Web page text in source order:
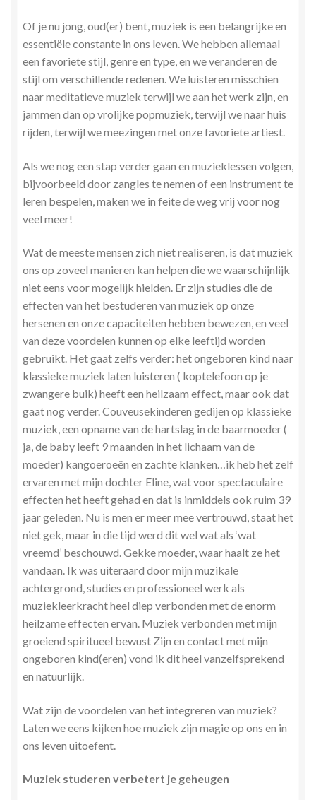
in woord en beeld
Priesteressen van Isis- Hal der Zuilen
Privacybeleid
Tarot
Transactionele Analyse
Verbinden en Transformeren met 17 Archeia en hun
Tweelingvlam
Wie ben ik
Winkel
Winkelwagen
Zielsgeoriënteerde Jobcoaching
Of je nu jong, oud(er) bent, muziek is een belangrijke en
essentiële constante in ons leven. We hebben allemaal
een favoriete stijl, genre en type, en we veranderen de
stijl om verschillende redenen. We luisteren misschien
naar meditatieve muziek terwijl we aan het werk zijn, en
jammen dan op vrolijke popmuziek, terwijl we naar huis
rijden, terwijl we meezingen met onze favoriete artiest.
Als we nog een stap verder gaan en muzieklessen volgen,
bijvoorbeeld door zangles te nemen of een instrument te
leren bespelen, maken we in feite de weg vrij voor nog
veel meer!
Wat de meeste mensen zich niet realiseren, is dat muziek
ons op zoveel manieren kan helpen die we waarschijnlijk
niet eens voor mogelijk hielden. Er zijn studies die de
effecten van het bestuderen van muziek op onze
hersenen en onze capaciteiten hebben bewezen, en veel
van deze voordelen kunnen op elke leeftijd worden
gebruikt. Het gaat zelfs verder: het ongeboren kind naar
klassieke muziek laten luisteren ( koptelefoon op je
zwangere buik) heeft een heilzaam effect, maar ook dat
gaat nog verder. Couveusekinderen gedijen op klassieke
muziek, een opname van de hartslag in de baarmoeder (
ja, de baby leeft 9 maanden in het lichaam van de
moeder) kangoeroeën en zachte klanken…ik heb het zelf
ervaren met mijn dochter Eline, wat voor spectaculaire
effecten het heeft gehad en dat is inmiddels ook ruim 39
jaar geleden. Nu is men er meer mee vertrouwd, staat het
niet gek, maar in die tijd werd dit wel wat als ‘wat
vreemd’ beschouwd. Gekke moeder, waar haalt ze het
vandaan. Ik was uiteraard door mijn muzikale
achtergrond, studies en professioneel werk als
muziekleerkracht heel diep verbonden met de enorm
heilzame effecten ervan. Muziek verbonden met mijn
groeiend spiritueel bewust Zijn en contact met mijn
ongeboren kind(eren) vond ik dit heel vanzelfsprekend
en natuurlijk.
Wat zijn de voordelen van het integreren van muziek?
Laten we eens kijken hoe muziek zijn magie op ons en in
ons leven uitoefent.
Muziek studeren verbetert je geheugen